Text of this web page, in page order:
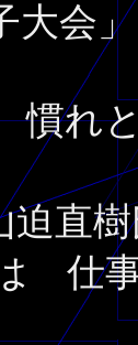
会
慣れ
直樹
は 仕